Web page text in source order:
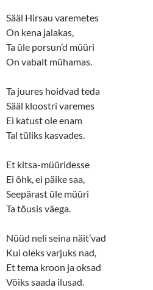
Sääl Hirsau varemetes
On kena jalakas,
Ta üle porsun’d müüri
On vabalt mühamas.
Ta juures hoidvad teda
Sääl kloostri varemes
Ei katust ole enam
Tal tüliks kasvades.
Et kitsa-müüridesse
Ei õhk, ei päike saa,
Seepärast üle müüri
Ta tõusis väega.
Nüüd neli seina näit’vad
Kui oleks varjuks nad,
Et tema kroon ja oksad
Võiks saada ilusad.